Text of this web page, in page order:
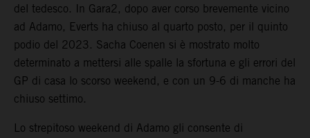
del tedesco. In Gara2, dopo aver corso brevemente vicino
ad Adamo, Everts ha chiuso al quarto posto, per il quinto
podio del 2023. Sacha Coenen si è mostrato molto
determinato a mettersi alle spalle la sfortuna e gli errori del
GP di casa lo scorso weekend, e con un 9-6 di manche ha
chiuso settimo.
Lo strepitoso weekend di Adamo gli consente di